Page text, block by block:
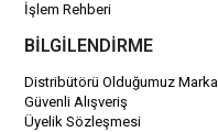
İşlem Rehberi
BİLGİLENDİRME
Distribütörü Olduğumuz
Güvenli Alışveriş
Üyelik Sözleşmesi